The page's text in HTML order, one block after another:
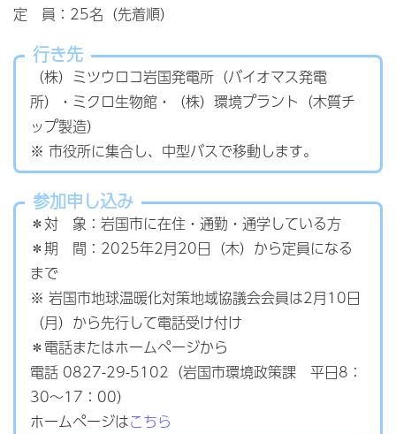
定 員：25名（先着順）
行き先
（株）ミツウロコ岩国発電所（バイオマス発電
所）・ミクロ生物館・（株）環境プラント（木質チ
ップ製造）
※ 市役所に集合し、中型バスで移動します。
参加申し込み
＊対 象：岩国市に在住・通勤・通学している方
＊期 間：2025年2月20日（木）から定員になる
まで
※ 岩国市地球温暖化対策地域協議会会員は2月10日
（月）から先行して電話受け付け
＊電話またはホームページから
電話 0827-29-5102（岩国市環境政策課 平日8：
30～17：00）
ホームページはこちら